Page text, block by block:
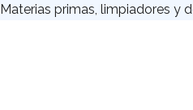
Materias primas, limpiadores y